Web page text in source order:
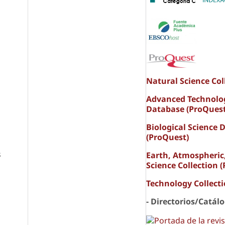
Natural Science
Advanced
Database
Biological Science
(ProQuest)
Earth,
Science Collection
Technology
- Directorios/